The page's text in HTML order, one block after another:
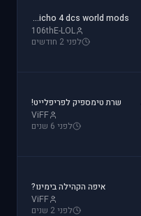
Mike_69th
jericho 4 dcs world mods
106thE-LOL
לפני 2 חודשים
Mike_69th
שרת טימספיק לפריפלייט!
ViFF
לפני 6 שנים
Mike_69th
איפה הקהילה בימינו?
ViFF
לפני 2 שנים